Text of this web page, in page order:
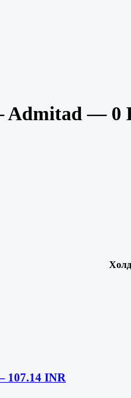
Admitad — 0
Холд
107.14 INR